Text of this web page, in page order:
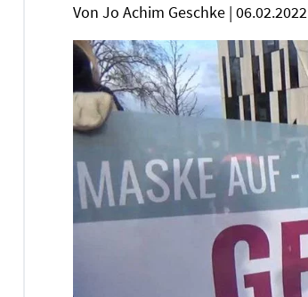
Von Jo Achim Geschke | 06.02.2022